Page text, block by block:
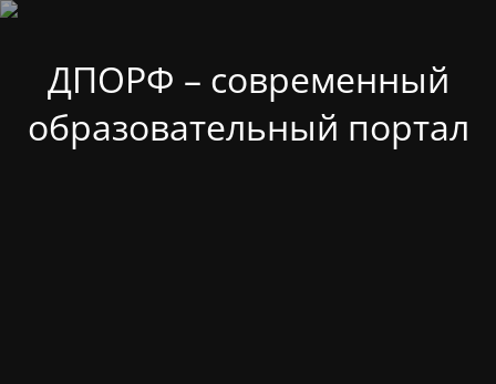
ДПОРФ – современный
образовательный портал